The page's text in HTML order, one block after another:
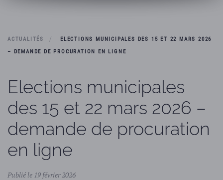
ACTUALITÉS
ELECTIONS MUNICIPALES DES 15 ET 22 MARS 2026
– DEMANDE DE PROCURATION EN LIGNE
Elections municipales
des 15 et 22 mars 2026 –
demande de procuration
en ligne
Publié le 19 février 2026